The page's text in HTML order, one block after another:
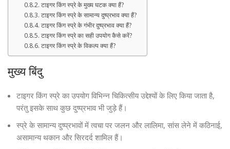
टाइगर किंग स्प्रे के मुख्य घटक क्या हैं?
टाइगर किंग स्प्रे के सामान्य दुष्प्रभाव क्या हैं?
टाइगर किंग स्प्रे के गंभीर दुष्प्रभाव क्या हैं?
टाइगर किंग स्प्रे का सही उपयोग कैसे करें?
टाइगर किंग स्प्रे के विकल्प क्या हैं?
मुख्य बिंदु
टाइगर किंग स्प्रे का उपयोग विभिन्न चिकित्सीय उद्देश्यों के लिए किया जाता है,
परंतु इसके साथ कुछ दुष्प्रभाव भी जुड़े हैं।
स्प्रे के सामान्य दुष्प्रभावों में त्वचा पर जलन और लालिमा, सांस लेने में कठिनाई,
असामान्य थकान और सिरदर्द शामिल हैं।